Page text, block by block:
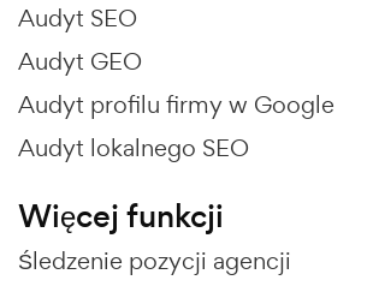
Audyt SEO
Audyt GEO
Audyt profilu firmy w Google
Audyt lokalnego SEO
Więcej funkcji
Śledzenie pozycji agencji